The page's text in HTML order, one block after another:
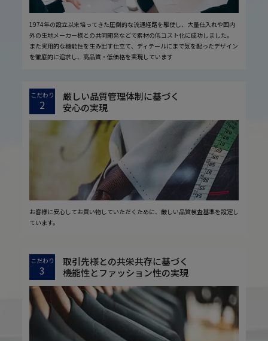
1974年の設立以来培ってきた圧倒的な流通経路を駆使し、大量仕入れや国内
外の生地メーカー様との共同開発などで素材の低コスト化に成功しました。
また実用的な機能性を生み出す仕立て、ディテールにまで気を配ったデザイン
を徹底的に追求し、高品質・低価格を実現しています
こだわり
2
厳しい品質管理体制に基づく
安心の実現
お客様に安心してお買い物していただくために、厳しい品質検査基準を設定し
ています。
こだわり
3
取引先様との共栄共存に基づく
機能性とファッション性の実現